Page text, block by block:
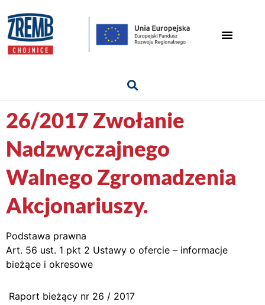
26/2017 Zwołanie
Nadzwyczajnego
Walnego Zgromadzenia
Akcjonariuszy.
Podstawa prawna
Art. 56 ust. 1 pkt 2 Ustawy o ofercie – informacje
bieżące i okresowe
Raport bieżący nr 26 / 2017